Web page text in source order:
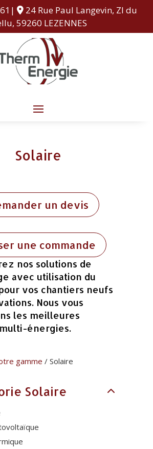
24 Rue Paul Langevin, ZI du
59260 LEZENNES
Solaire
un devis
une commande
nos solutions de
avec utilisation du
vos chantiers neufs
Nous vous
les meilleures
énergies.
gamme / Solaire
Solaire